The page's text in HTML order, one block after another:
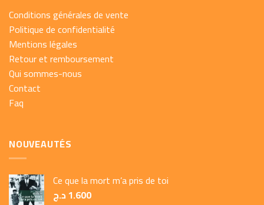
Conditions générales de vente
Politique de confidentialité
Mentions légales
Retour et remboursement
Qui sommes-nous
Contact
Faq
NOUVEAUTÉS
Ce que la mort m’a pris de toi
1.600د.ج